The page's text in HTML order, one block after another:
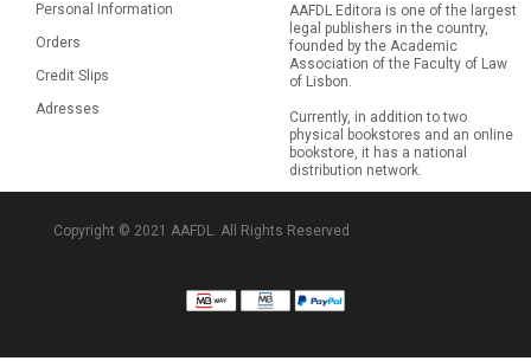
Personal Information
Orders
Credit Slips
Adresses
AAFDL Editora is one of the largest
legal publishers in the country,
founded by the Academic
Association of the Faculty of Law
of Lisbon.
Currently, in addition to two
physical bookstores and an online
bookstore, it has a national
distribution network.
Copyright © 2021 AAFDL. All Rights Reserved